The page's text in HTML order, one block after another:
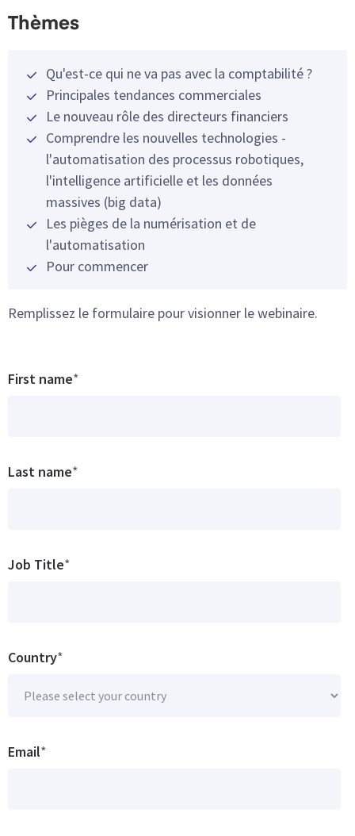
Thèmes
Qu'est-ce qui ne va pas avec la comptabilité ?
Principales tendances commerciales
Le nouveau rôle des directeurs financiers
Comprendre les nouvelles technologies -
l'automatisation des processus robotiques,
l'intelligence artificielle et les données
massives (big data)
Les pièges de la numérisation et de
l'automatisation
Pour commencer
Remplissez le formulaire pour visionner le webinaire.
First name*
Last name*
Job Title*
Country*
Email*